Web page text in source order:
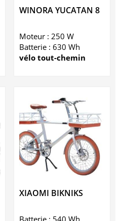
WINORA YUCATAN 8
Moteur : 250 W
Batterie : 630 Wh
vélo tout-chemin
XIAOMI BIKNIKS